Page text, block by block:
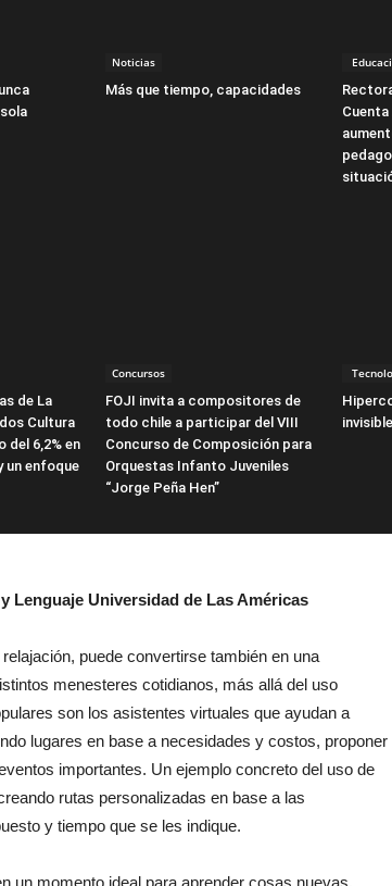
Noticias
Más que tiempo, capacidades
de La
Cultura
del 6,2% en
un enfoque
Concursos
FOJI invita a compositores de
todo chile a participar del VIII
Concurso de Composición para
Orquestas Infanto Juveniles
“Jorge Peña Hen”
Lenguaje Universidad de Las Américas
puede convertirse también en una
menesteres cotidianos, más allá del uso
son los asistentes virtuales que ayudan a
lugares en base a necesidades y costos, proponer
importantes. Un ejemplo concreto del uso de
rutas personalizadas en base a las
y tiempo que se les indique.
un momento ideal para aprender cosas nuevas,